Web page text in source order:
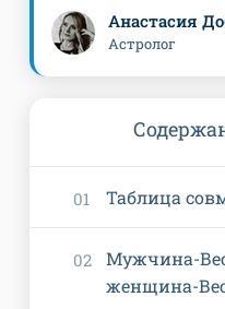
Анастасия
Астролог
Таблица
Мужчина-
женщина-